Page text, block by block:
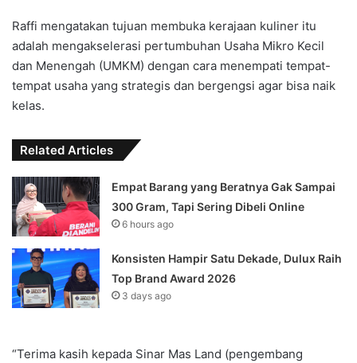
Raffi mengatakan tujuan membuka kerajaan kuliner itu
adalah mengakselerasi pertumbuhan Usaha Mikro Kecil
dan Menengah (UMKM) dengan cara menempati tempat-
tempat usaha yang strategis dan bergengsi agar bisa naik
kelas.
Related Articles
Empat Barang yang Beratnya Gak Sampai
300 Gram, Tapi Sering Dibeli Online
6 hours ago
Konsisten Hampir Satu Dekade, Dulux Raih
Top Brand Award 2026
3 days ago
“Terima kasih kepada Sinar Mas Land (pengembang